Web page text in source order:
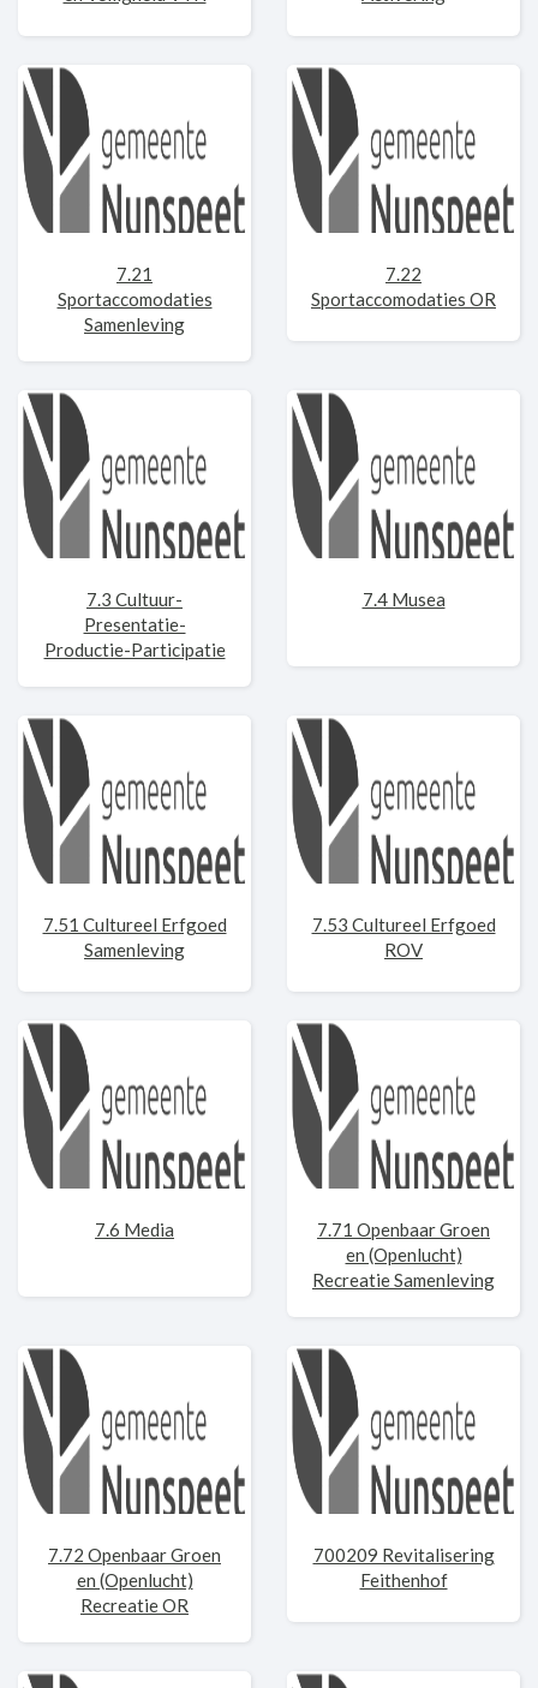
7.21
Sportaccomodaties
Samenleving
7.22
Sportaccomodaties OR
7.3 Cultuur-
Presentatie-
Productie-Participatie
7.4 Musea
7.51 Cultureel Erfgoed
Samenleving
7.53 Cultureel Erfgoed
ROV
7.6 Media
7.71 Openbaar Groen
en (Openlucht)
Recreatie Samenleving
7.72 Openbaar Groen
en (Openlucht)
Recreatie OR
700209 Revitalisering
Feithenhof